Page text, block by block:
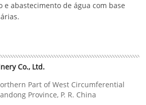
e abastecimento de água com base
Co., Ltd.
Part of West Circumferential
Province, P. R. China